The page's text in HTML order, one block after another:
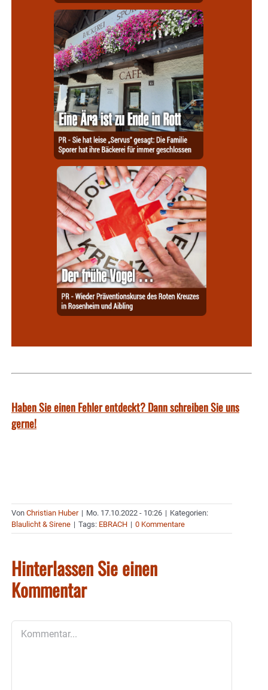
Haben Sie einen Fehler entdeckt? Dann schreiben Sie uns
gerne!
Von Christian Huber | Mo. 17.10.2022 - 10:26 | Kategorien:
Blaulicht & Sirene | Tags: EBRACH | 0 Kommentare
Hinterlassen Sie einen
Kommentar